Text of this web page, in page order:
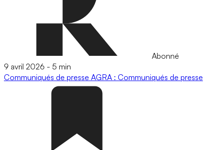
Abonné
9 avril 2026 - 5 min
Communiqués de presse AGRA : Communiqués de presse